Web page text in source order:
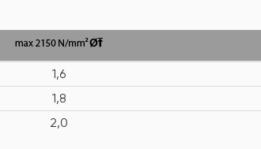
1,6
1,8
2,0